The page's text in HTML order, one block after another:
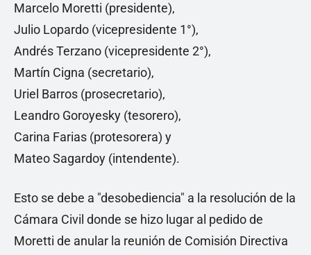
Marcelo Moretti (presidente),
Julio Lopardo (vicepresidente 1°),
Andrés Terzano (vicepresidente 2°),
Martín Cigna (secretario),
Uriel Barros (prosecretario),
Leandro Goroyesky (tesorero),
Carina Farias (protesorera) y
Mateo Sagardoy (intendente).
Esto se debe a "desobediencia" a la resolución de la
Cámara Civil donde se hizo lugar al pedido de
Moretti de anular la reunión de Comisión Directiva